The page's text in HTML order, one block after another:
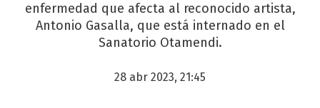
enfermedad que afecta al reconocido artista,
Antonio Gasalla, que está internado en el
Sanatorio Otamendi.
28 abr 2023, 21:45